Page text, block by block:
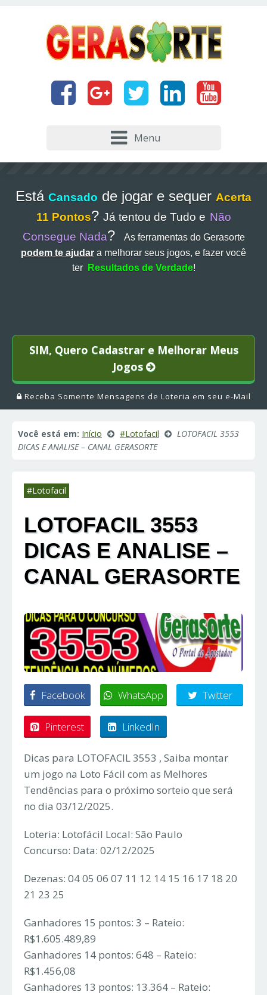
Menu
Está Cansado de jogar e sequer Acerta
11 Pontos? Já tentou de Tudo e Não
Consegue Nada?
As ferramentas do Gerasorte
podem te ajudar a melhorar seus jogos, e fazer você
ter
Resultados de Verdade!
SIM, Quero Cadastrar e Melhorar Meus
Jogos
Receba Somente Mensagens de Loteria em seu e-Mail
Você está em: Início #Lotofacil
LOTOFACIL 3553
DICAS E ANALISE – CANAL GERASORTE
#Lotofacil
LOTOFACIL 3553
DICAS E ANALISE –
CANAL GERASORTE
Facebook WhatsApp Twitter
Pinterest LinkedIn
Dicas para LOTOFACIL 3553 , Saiba montar
um jogo na Loto Fácil com as Melhores
Tendências para o próximo sorteio que será
no dia 03/12/2025.
Loteria: Lotofácil Local: São Paulo
Concurso: Data: 02/12/2025
Dezenas: 04 05 06 07 11 12 14 15 16 17 18 20
21 23 25
Ganhadores 15 pontos: 3 – Rateio:
R$1.605.489,89
Ganhadores 14 pontos: 648 – Rateio:
R$1.456,08
Ganhadores 13 pontos: 13.364 – Rateio: